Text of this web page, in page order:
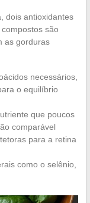
dois antioxidantes
são
as gorduras
necessários,
o equilíbrio
que poucos
comparável
para a retina
como o selênio,